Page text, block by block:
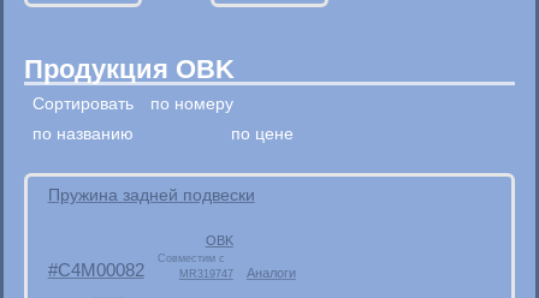
Продукция OBK
Сортировать
по номеру
по названию
по цене
Пружина задней подвески
C4M00082
OBK
Совместим с
MR319747
Аналоги